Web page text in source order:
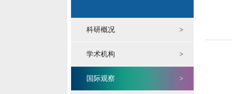
科研概况 >
学术机构 >
国际观察 >